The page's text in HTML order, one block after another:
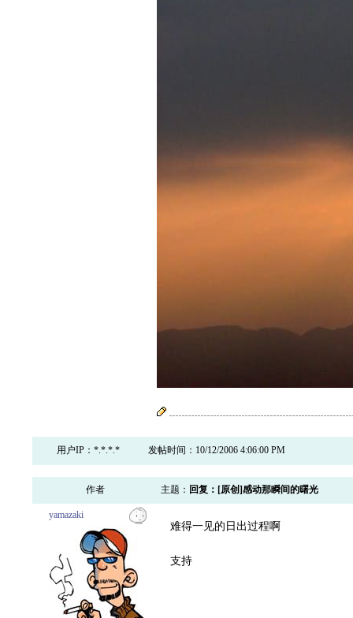
用户IP：*.*.*.* 发帖时间：10/12/2006 4:06:00 PM
作者 主题： 回复：[原创]感动那瞬间的曙光
yamazaki
难得一见的日出过程啊
支持